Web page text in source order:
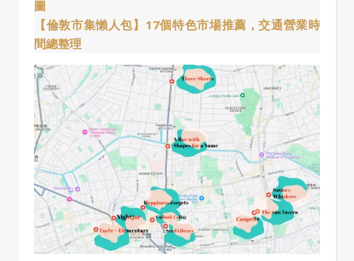
圖
【倫敦市集懶人包】17個特色市場推薦，交通營業時
間總整理